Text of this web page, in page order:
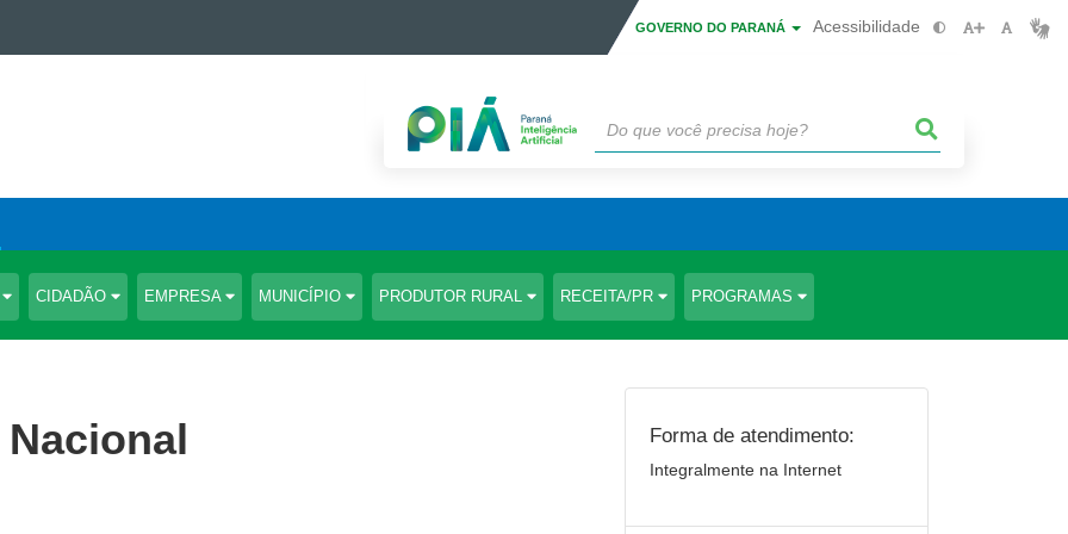
GOVERNO DO PARANÁ Acessibilidade
CIDADÃO EMPRESA MUNICÍPIO PRODUTOR RURAL RECEITA/PR PROGRAMAS
Forma de atendimento:
Integralmente na Internet